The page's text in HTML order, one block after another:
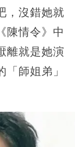
，沒錯她就
陳情令》中
離就是她演
師姐弟」